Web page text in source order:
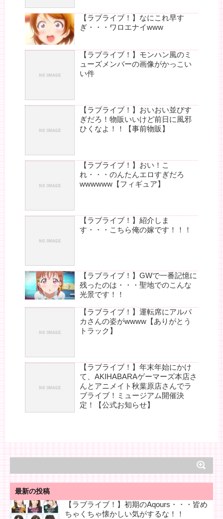
【ラブライブ！】なにこれ早す
ぎ・・・ワロエナイwww
【ラブライブ！】モンハン風のミ
ューズメンバーの画像がかっこい
い件
【ラブライブ！】おいおい並びす
ぎだろ！物販いいけど前日に風邪
ひくなよ！！【事前物販】
【ラブライブ！】おい！こ
れ・・・のんたんエロすぎだろ
wwwwww【フィギュア】
【ラブライブ！】紹介しま
す・・・こちら俺の嫁です！！！
【ラブライブ！】GWで一番記憶に
残ったのは・・・聖地でのこんな
光景です！！
【ラブライブ！】運転席にアルパ
カさんの姿がwwww【ありがとう
トラック】
【ラブライブ！】年末年始にかけ
て、AKIHABARAゲーマーズ本店さ
んとアニメイト秋葉原店さんでラ
ブライブ！ミュージアム開催決
定！【公式お知らせ】
最新の投稿
【ラブライブ！】初期のAqours・・・皆め
ちゃくちゃ懐かしい気がするな！！